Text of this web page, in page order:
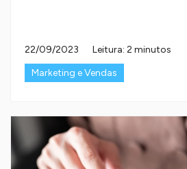
22/09/2023
Leitura: 2 minutos
Marketing e Vendas